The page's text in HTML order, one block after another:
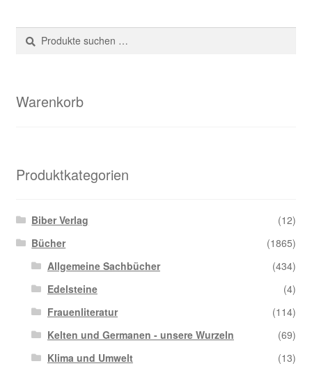
Suche
nach:
Suchen
Warenkorb
Produktkategorien
Biber Verlag
(12)
Bücher
(1865)
Allgemeine Sachbücher
(434)
Edelsteine
(4)
Frauenliteratur
(114)
Kelten und Germanen - unsere Wurzeln
(69)
Klima und Umwelt
(13)